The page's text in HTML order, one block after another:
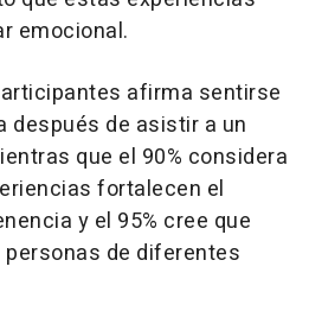
emocional.
afirma sentirse
de asistir a un
que el 90% considera
fortalecen el
y el 95% cree que
de diferentes